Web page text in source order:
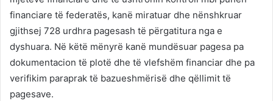
financiare të federatës, kanë miratuar dhe nënshkruar
gjithsej 728 urdhra pagesash të përgatitura nga e
dyshuara. Në këtë mënyrë kanë mundësuar pagesa pa
dokumentacion të plotë dhe të vlefshëm financiar dhe pa
verifikim paraprak të bazueshmërisë dhe qëllimit të
pagesave.